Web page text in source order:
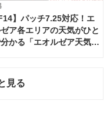
】パッチ7.25対応！エ
ア各エリアの天気がひと
分かる「エオルゼア天気予
見る